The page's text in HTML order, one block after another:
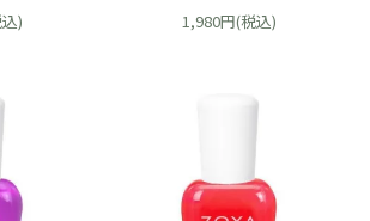
)
1,980円(税込)